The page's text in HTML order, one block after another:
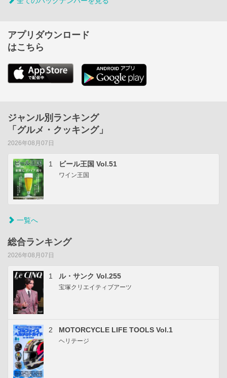
アプリダウンロード
はこちら
ジャンル別ランキング
「グルメ・クッキング」
2026年08月07日
1 ビール王国 Vol.51
ワイン王国
一覧へ
総合ランキング
2026年08月07日
1 ル・サンク Vol.255
宝塚クリエイティブアーツ
2 MOTORCYCLE LIFE TOOLS Vol.1
ヘリテージ